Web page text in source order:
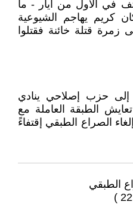
في الأول من أيار - ما
كريم يهاجم الشيوعية
زمرة قتلة خائنة فقتلوا
إلى حزب إصلاحي ينادي
الطبقة العاملة مع
الصراع الطبقي إقتفاءً